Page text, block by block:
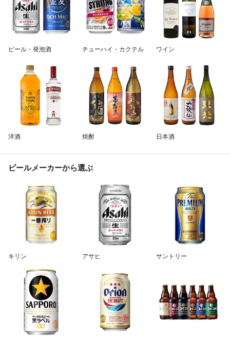
ビール・発泡酒 チューハイ・カクテル ワイン
洋酒 焼酎 日本酒
ビールメーカーから選ぶ
キリン アサヒ サントリー
キーワード
除外ワード